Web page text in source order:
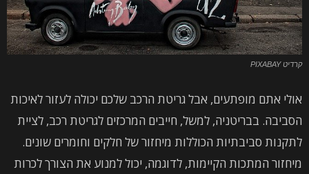
קרדיט PIXABAY
אולי אתם מופתעים, אבל גריטת הרכב שלכם יכולה לעזור לאיכות
הסביבה. בבריטניה, למשל, חייבים המרכזים לגריטת רכב, לציית
לתקנות סביבתיות הכוללות מיחזור של חלקים וחומרים שונים.
מיחזור המתכות הקיימות, לדוגמה, יכול למנוע את הצורך לכרות